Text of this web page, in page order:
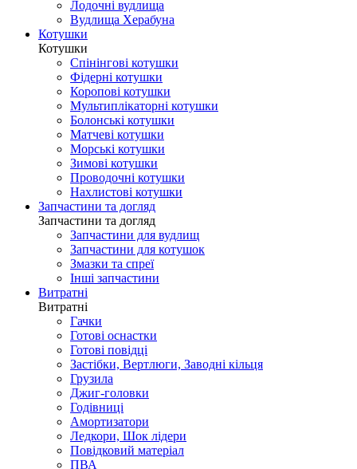
Лодочні вудлища
Вудлища Херабуна
Котушки
Котушки
Спінінгові котушки
Фідерні котушки
Коропові котушки
Мультиплікаторні котушки
Болонські котушки
Матчеві котушки
Морські котушки
Зимові котушки
Проводочні котушки
Нахлистові котушки
Запчастини та догляд
Запчастини та догляд
Запчастини для вудлищ
Запчастини для котушок
Змазки та спреї
Інші запчастини
Витратні
Витратні
Гачки
Готові оснастки
Готові повідці
Застібки, Вертлюги, Заводні кільця
Грузила
Джиг-головки
Годівниці
Амортизатори
Ледкори, Шок лідери
Повідковий матеріал
ПВА